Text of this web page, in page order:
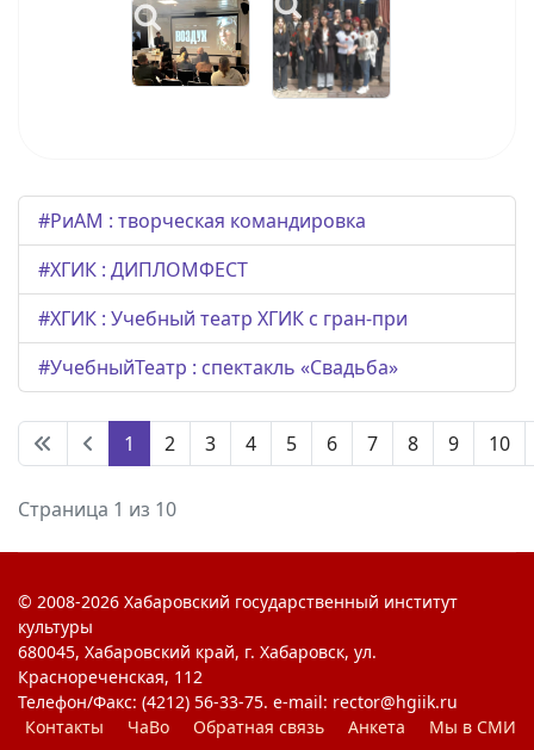
#РиАМ : творческая командировка
#ХГИК : ДИПЛОМФЕСТ
#ХГИК : Учебный театр ХГИК с гран-при
#УчебныйТеатр : спектакль «Свадьба»
1 2 3 4 5 6 7 8 9 10
Страница 1 из 10
© 2008-2026 Хабаровский государственный институт
культуры
680045, Хабаровский край, г. Хабаровск, ул.
Краснореченская, 112
Телефон/Факс: (4212) 56-33-75. e-mail: rector@hgiik.ru
Контакты
ЧаВо Обратная связь Анкета
Мы в СМИ